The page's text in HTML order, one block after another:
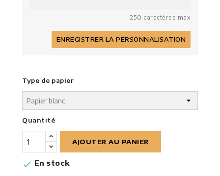
250 caractères max
ENREGISTRER LA PERSONNALISATION
Type de papier
Quantité
AJOUTER AU PANIER
 En stock